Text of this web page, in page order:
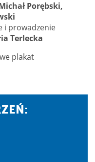
Porębski,
i prowadzenie
Terlecka